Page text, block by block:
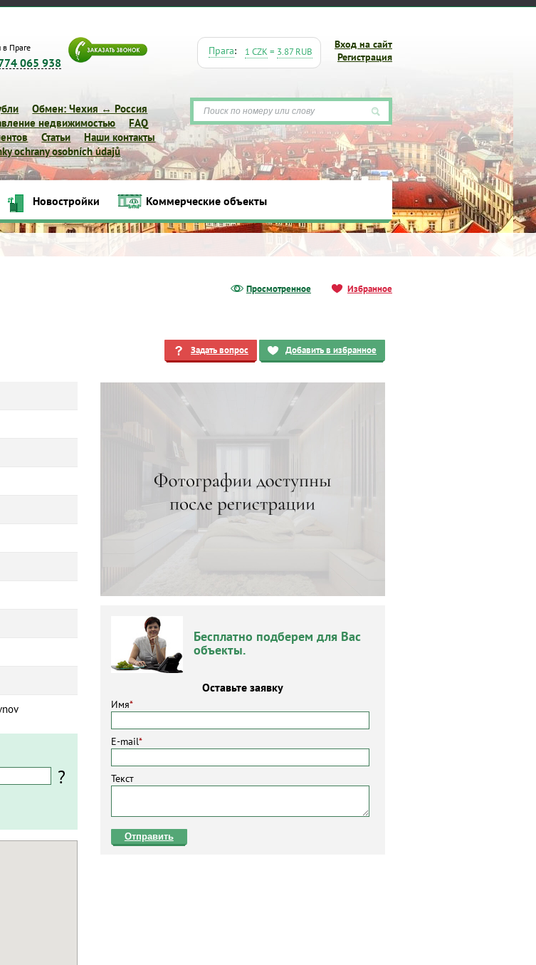
в Праге
065 938
Вход на сайт
Регистрация
Прага: 1 CZK= 3.87 RUB
Обмен: Чехия ↔ Россия
недвижимостью
FAQ
Статьи
Наши контакты
ochrany osobních údajů
Новостройки Коммерческие объекты
Новостройки Коммерческие объекты
Просмотренное Избранное
Задать вопрос Добавить в избранное
Бесплатно подберем для Вас
объекты.
Оставьте заявку
Имя*
E-mail*
Текст
Отправить
?